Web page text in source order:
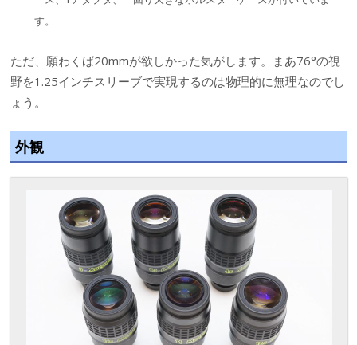
す。
ただ、願わくば20mmが欲しかった気がします。まあ76°の視
野を1.25インチスリーブで実現するのは物理的に無理なのでし
ょう。
外観